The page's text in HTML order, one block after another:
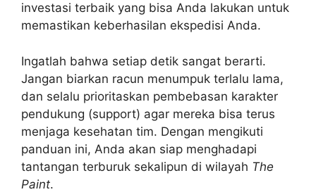
investasi terbaik yang bisa Anda lakukan untuk
memastikan keberhasilan ekspedisi Anda.
Ingatlah bahwa setiap detik sangat berarti.
Jangan biarkan racun menumpuk terlalu lama,
dan selalu prioritaskan pembebasan karakter
pendukung (support) agar mereka bisa terus
menjaga kesehatan tim. Dengan mengikuti
panduan ini, Anda akan siap menghadapi
tantangan terburuk sekalipun di wilayah The
Paint.